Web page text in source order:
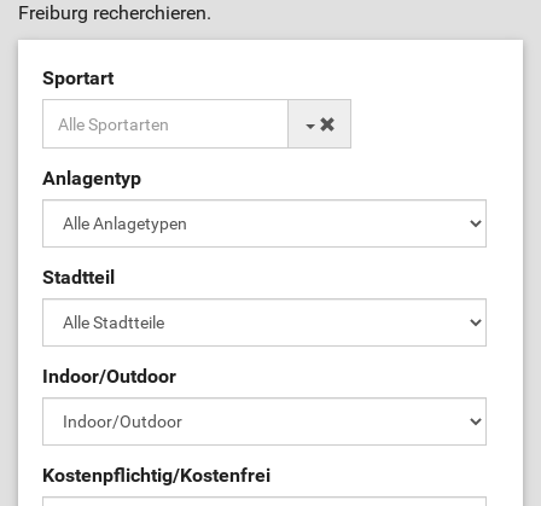
Sportstätten
ÜL-Börse
Freiburg recherchieren.
Sportart
Anlagentyp
Stadtteil
Indoor/Outdoor
Kostenpflichtig/Kostenfrei